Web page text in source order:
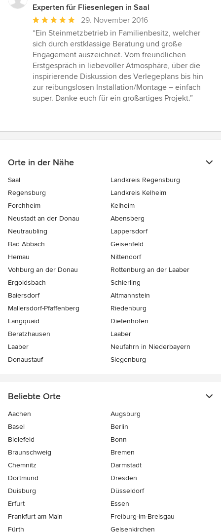
Experten für Fliesenlegen in Saal
Durchschnittliche
Bewertung:
5
von
5
Sternen
29. November 2016
“Ein Steinmetzbetrieb in Familienbesitz, welcher
sich durch erstklassige Beratung und große
Engagement auszeichnet. Vom freundlichen
Erstgespräch in liebevoller Atmosphäre, über die
inspirierende Diskussion des Verlegeplans bis hin
zur reibungslosen Installation/Montage – einfach
super. Danke euch für ein großartiges Projekt.”
Orte in der Nähe
Saal
Landkreis Regensburg
Regensburg
Landkreis Kelheim
Forchheim
Kelheim
Neustadt an der Donau
Abensberg
Neutraubling
Lappersdorf
Bad Abbach
Geisenfeld
Hemau
Nittendorf
Vohburg an der Donau
Rottenburg an der Laaber
Ergoldsbach
Schierling
Baiersdorf
Altmannstein
Mallersdorf-Pfaffenberg
Riedenburg
Langquaid
Dietenhofen
Beratzhausen
Laaber
Laaber
Neufahrn in Niederbayern
Donaustauf
Siegenburg
Beliebte Orte
Aachen
Augsburg
Basel
Berlin
Bielefeld
Bonn
Braunschweig
Bremen
Chemnitz
Darmstadt
Dortmund
Dresden
Duisburg
Düsseldorf
Erfurt
Essen
Frankfurt am Main
Freiburg-im-Breisgau
Fürth
Gelsenkirchen